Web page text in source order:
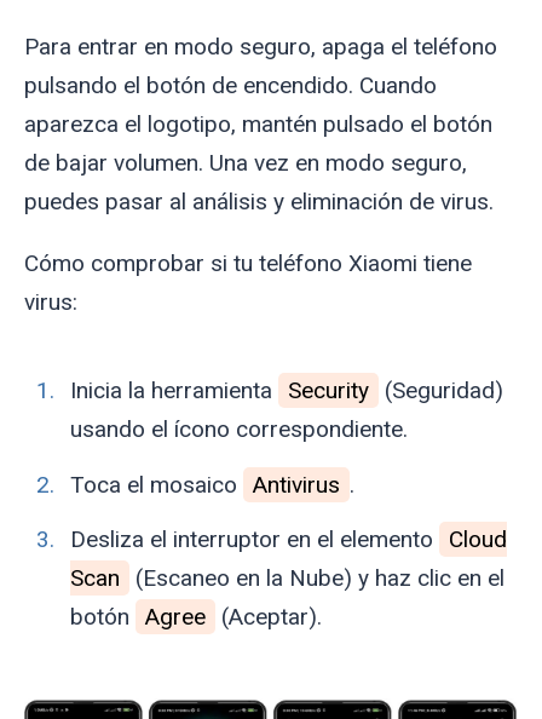
Para entrar en modo seguro, apaga el teléfono
pulsando el botón de encendido. Cuando
aparezca el logotipo, mantén pulsado el botón
de bajar volumen. Una vez en modo seguro,
puedes pasar al análisis y eliminación de virus.
Cómo comprobar si tu teléfono Xiaomi tiene
virus:
Inicia la herramienta Security
(Seguridad)
usando el ícono correspondiente.
Toca el mosaico
Antivirus .
Desliza el interruptor en el elemento
Cloud
Scan
(Escaneo en la Nube) y haz clic en el
botón
Agree (Aceptar).